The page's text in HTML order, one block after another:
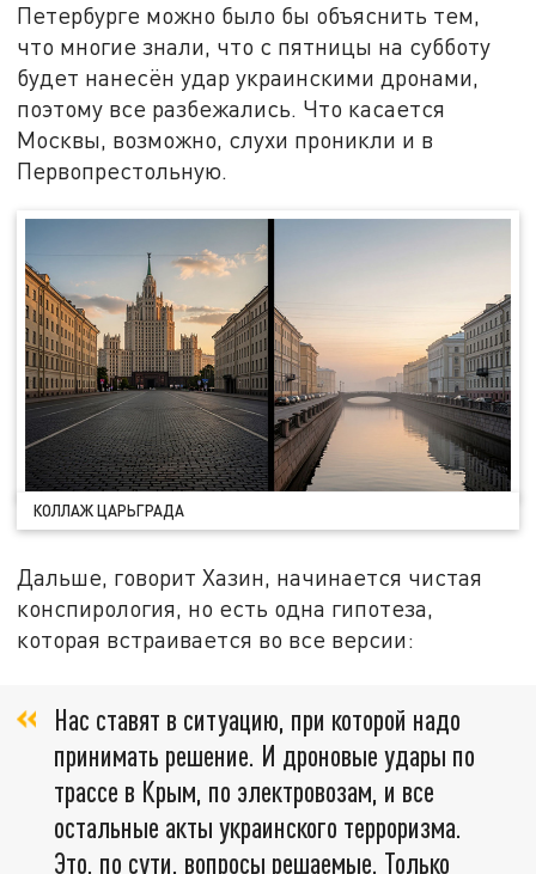
Петербурге можно было бы объяснить тем,
что многие знали, что с пятницы на субботу
будет нанесён удар украинскими дронами,
поэтому все разбежались. Что касается
Москвы, возможно, слухи проникли и в
Первопрестольную.
КОЛЛАЖ ЦАРЬГРАДА
Дальше, говорит Хазин, начинается чистая
конспирология, но есть одна гипотеза,
которая встраивается во все версии:
Нас ставят в ситуацию, при которой надо
принимать решение. И дроновые удары по
трассе в Крым, по электровозам, и все
остальные акты украинского терроризма.
Это, по сути, вопросы решаемые. Только